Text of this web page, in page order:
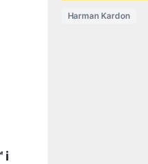
i
Harman Kardon